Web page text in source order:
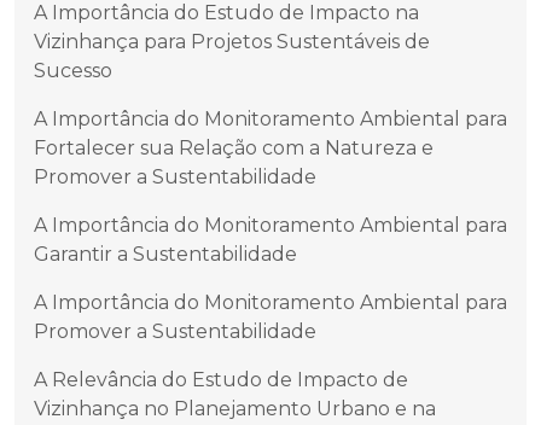
A Importância do Estudo de Impacto na
Vizinhança para Projetos Sustentáveis de
Sucesso
A Importância do Monitoramento Ambiental para
Fortalecer sua Relação com a Natureza e
Promover a Sustentabilidade
A Importância do Monitoramento Ambiental para
Garantir a Sustentabilidade
A Importância do Monitoramento Ambiental para
Promover a Sustentabilidade
A Relevância do Estudo de Impacto de
Vizinhança no Planejamento Urbano e na